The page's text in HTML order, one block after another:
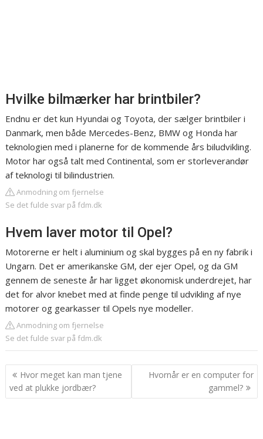
Hvilke bilmærker har brintbiler?
Endnu er det kun Hyundai og Toyota, der sælger brintbiler i
Danmark, men både Mercedes-Benz, BMW og Honda har
teknologien med i planerne for de kommende års biludvikling.
Motor har også talt med Continental, som er storleverandør
af teknologi til bilindustrien.
Anmodning om fjernelse
Se det fulde svar på fdm.dk
Hvem laver motor til Opel?
Motorerne er helt i aluminium og skal bygges på en ny fabrik i
Ungarn. Det er amerikanske GM, der ejer Opel, og da GM
gennem de seneste år har ligget økonomisk underdrejet, har
det for alvor knebet med at finde penge til udvikling af nye
motorer og gearkasser til Opels nye modeller.
Anmodning om fjernelse
Se det fulde svar på fdm.dk
Indlægsnavigation
Hvor meget kan man tjene
ved at plukke jordbær?
Hvornår er en computer for
gammel?